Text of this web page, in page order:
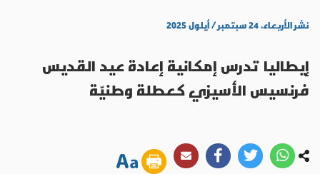
نشر الأربعاء، ٢٤ سبتمبر / أيلول ٢٠٢٥
إيطاليا تدرس إمكانية إعادة عيد القديس
فرنسيس الأسيزي كعطلة وطنيّة